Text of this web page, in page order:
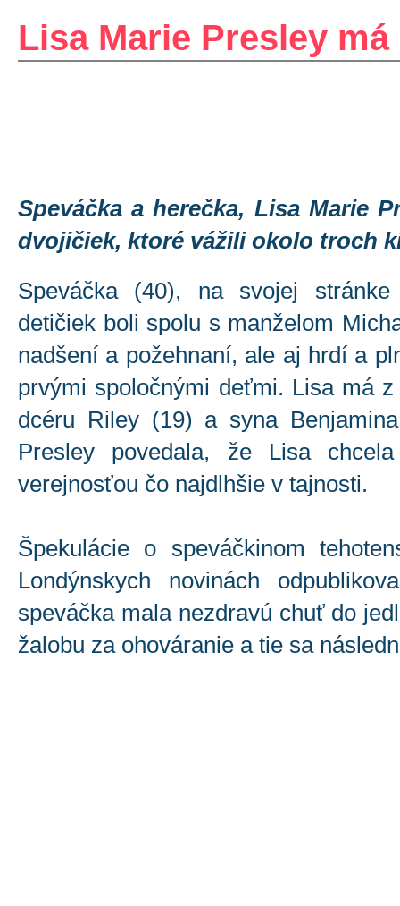
Lisa Marie Presley
Speváčka a herečka, Lisa Marie
dvojičiek, ktoré vážili okolo troch
Speváčka (40), na svojej
detičiek boli spolu s manželom
nadšení a požehnaní, ale aj hrdí a
prvými spoločnými deťmi. Lisa má
dcéru Riley (19) a syna
Presley povedala, že Lisa
verejnosťou čo najdlhšie v tajnosti.
Špekulácie o speváčkinom
Londýnskych novinách
speváčka mala nezdravú chuť do
žalobu za ohováranie a tie sa